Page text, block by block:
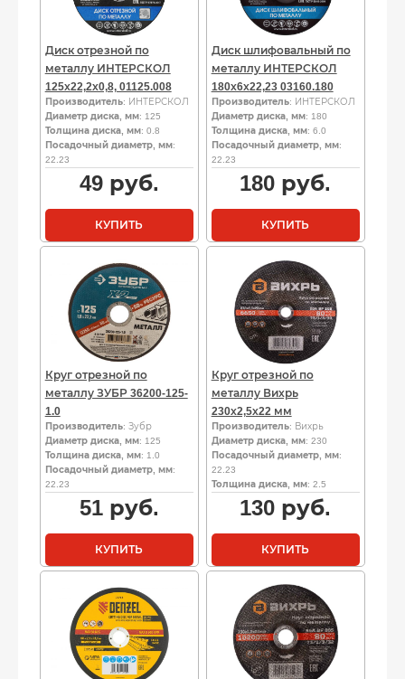
Диск отрезной по
металлу ИНТЕРСКОЛ
125х22,2х0,8, 01125.008
Производитель: ИНТЕРСКОЛ
Диаметр диска, мм: 125
Толщина диска, мм: 0.8
Посадочный диаметр, мм:
22.23
49руб.
КУПИТЬ
Диск шлифовальный по
металлу ИНТЕРСКОЛ
180х6х22,23 03160.180
Производитель: ИНТЕРСКОЛ
Диаметр диска, мм: 180
Толщина диска, мм: 6.0
Посадочный диаметр, мм:
22.23
180 руб.
КУПИТЬ
Круг отрезной по
металлу ЗУБР 36200-125-
1.0
Производитель: Зубр
Диаметр диска, мм: 125
Толщина диска, мм: 1.0
Посадочный диаметр, мм:
22.23
51руб.
КУПИТЬ
Круг отрезной по
металлу Вихрь
230х2,5х22 мм
Производитель: Вихрь
Диаметр диска, мм: 230
Посадочный диаметр, мм:
22.23
Толщина диска, мм: 2.5
130 руб.
КУПИТЬ